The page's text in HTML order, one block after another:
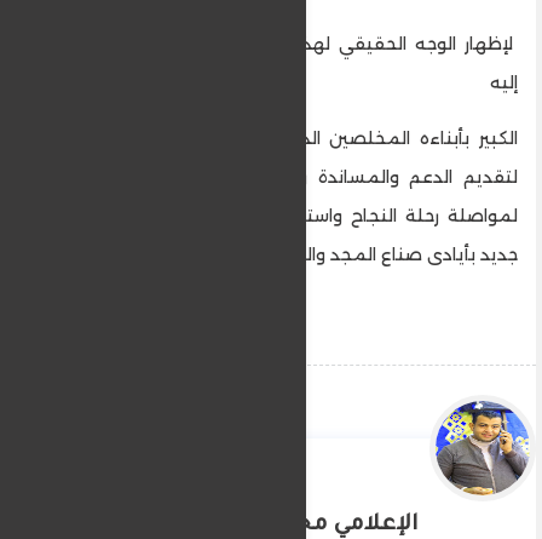
لإظهار الوجه الحقيقي لهذا الكيان الكبير الذى ننتمى
إليه
الكبير بأبناءه المخلصين الذين يتنافسون ويتسابقون
لتقديم الدعم والمساندة والمشاركة بمحبة متبادلة
لمواصلة رحلة النجاح واستكمال المشوار وكتابة تاريخ
جديد بأيادى صناع المجد والتاريخ لهذا البلد العظيم
الإعلامي محمد الشيخ